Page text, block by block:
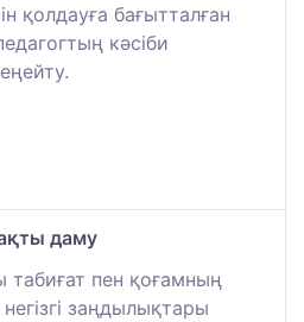
қолдауға бағытталған
кәсіби
даму
табиғат пен қоғамның
заңдылықтары